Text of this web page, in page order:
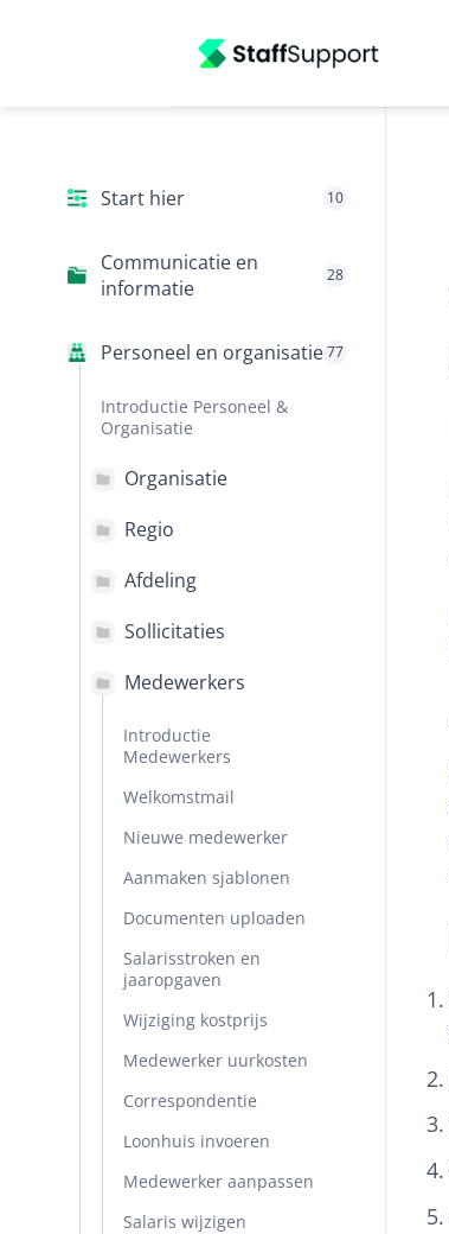
Start hier 10
Communicatie en
informatie
28
Personeel en organisatie77
Introductie Personeel &
Organisatie
Organisatie
Regio
Afdeling
Sollicitaties
Medewerkers
Introductie
Medewerkers
Welkomstmail
Nieuwe medewerker
Aanmaken sjablonen
Documenten uploaden
Salarisstroken en
jaaropgaven
Wijziging kostprijs
Medewerker uurkosten
Correspondentie
Loonhuis invoeren
Medewerker aanpassen
Salaris wijzigen